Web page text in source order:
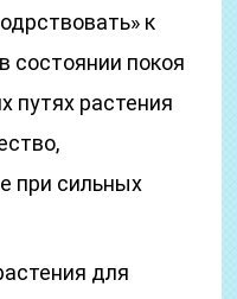
к
состоянии покоя
путях растения
при сильных
для